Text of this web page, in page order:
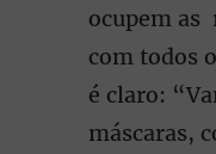
ocupem as
com todos
é claro:
máscaras,